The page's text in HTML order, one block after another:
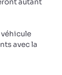
véhicule
avec la